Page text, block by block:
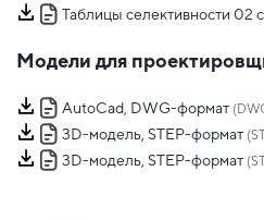
Таблицы селективности 02
Модели для
AutoCad, DWG-формат
3D-модель, STEP-формат
3D-модель, STEP-формат